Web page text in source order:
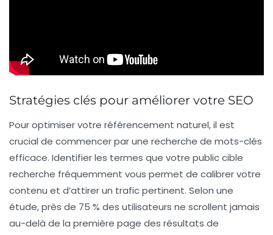
Stratégies clés pour améliorer votre SEO
Pour optimiser votre référencement naturel, il est
crucial de commencer par une recherche de mots-clés
efficace. Identifier les termes que votre public cible
recherche fréquemment vous permet de calibrer votre
contenu et d’attirer un trafic pertinent. Selon une
étude, près de 75 % des utilisateurs ne scrollent jamais
au-delà de la première page des résultats de